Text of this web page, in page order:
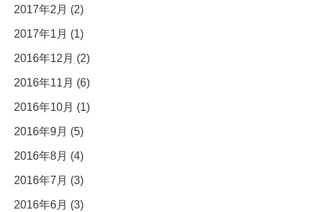
2017年2月 (2)
2017年1月 (1)
2016年12月 (2)
2016年11月 (6)
2016年10月 (1)
2016年9月 (5)
2016年8月 (4)
2016年7月 (3)
2016年6月 (3)